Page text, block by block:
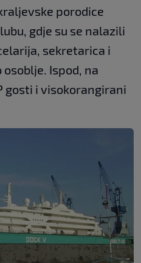
porodice
gdje su se nalazili
sekretarica i
Ispod, na
gosti i visokorangirani